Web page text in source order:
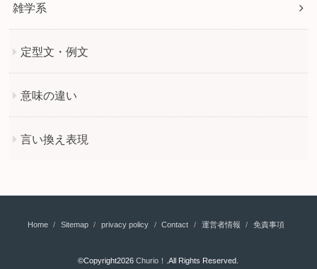
雑学系
定型文・例文
意味の違い
言い換え表現
Home Sitemap privacy policy Contact 運営者情報 免責事項
©Copyright2026Churio！ .All Rights Reserved.